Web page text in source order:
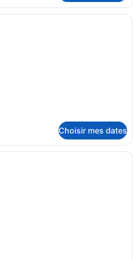
Une chambre avec un grand lit,
Choisir mes dates